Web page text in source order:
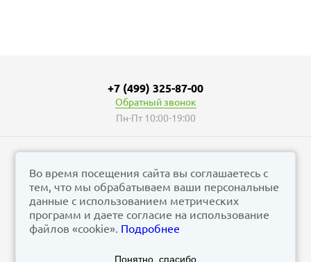
© vizzion.ru, 2026
corp@vizzion.ru
Задать вопрос в чат Телеграм
+7 (499) 325-87-00
Обратный звонок
Пн-Пт 10:00-19:00
Во время посещения сайта вы соглашаетесь с
тем, что мы обрабатываем ваши персональные
данные с использованием метрических
программ и даете согласие на использование
файлов «cookie». Подробнее
Понятно, спасибо